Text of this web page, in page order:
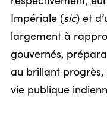
Impériale (sic) et
largement à
gouvernés,
au brillant progrès,
vie publique